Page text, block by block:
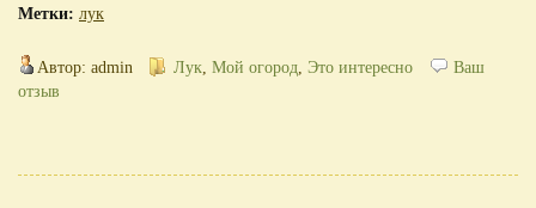
Метки: лук
Автор: admin Лук, Мой огород, Это интересно
Ваш
отзыв